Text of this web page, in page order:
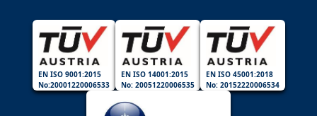
EN ISO 9001:2015
No:20001220006533
EN ISO 14001:2015
No: 20051220006535
EN ISO 45001:2018
No: 20152220006534